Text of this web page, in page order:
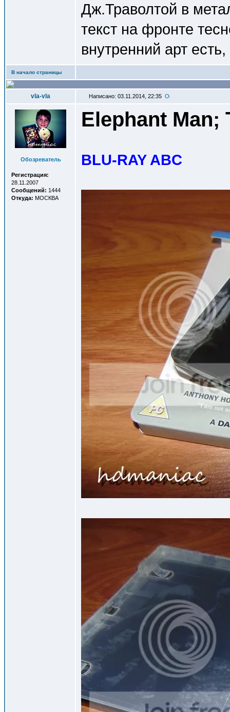
Дж.Траволтой в
текст на фронте
внутренний арт
В начало страницы
vla-vla Написано: 03.11.2014, 22:35
Обозреватель
Регистрация:
28.11.2007
Сообщений: 1444
Откуда: МОСКВА
Elephant Man;
BLU-RAY ABC